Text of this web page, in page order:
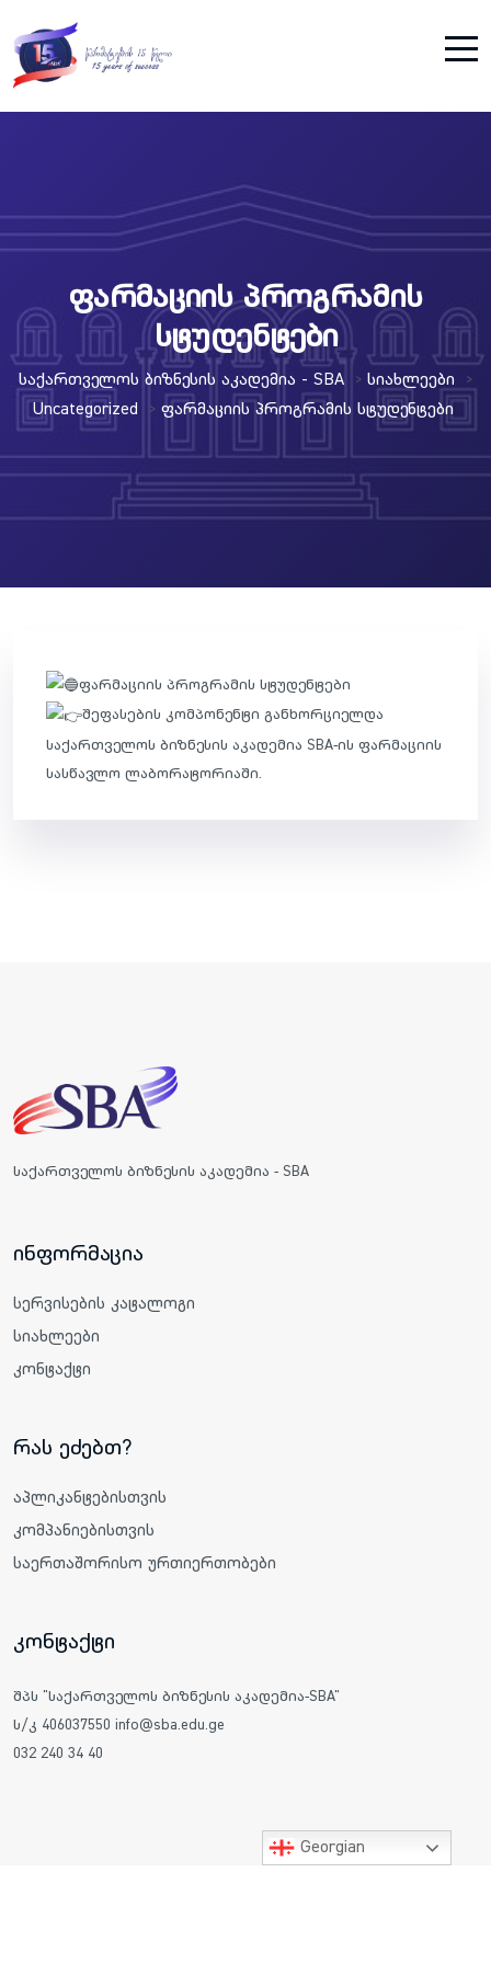
ფარმაციის პროგრამის
სტუდენტები
Საქართველოს Ბიზნესის Აკადემია - SBA > Სიახლეები >
Uncategorized > Ფარმაციის Პროგრამის Სტუდენტები
ფარმაციის პროგრამის სტუდენტები
შეფასების კომპონენტი განხორციელდა
საქართველოს ბიზნესის აკადემია SBA-ის ფარმაციის
სასწავლო ლაბორატორიაში.
საქართველოს ბიზნესის აკადემია - SBA
ინფორმაცია
სერვისების კატალოგი
სიახლეები
კონტაქტი
რას ეძებთ?
აპლიკანტებისთვის
კომპანიებისთვის
საერთაშორისო ურთიერთობები
კონტაქტი
შპს "საქართველოს ბიზნესის აკადემია-SBA"
ს/კ 406037550 info@sba.edu.ge
032 240 34 40
Georgian